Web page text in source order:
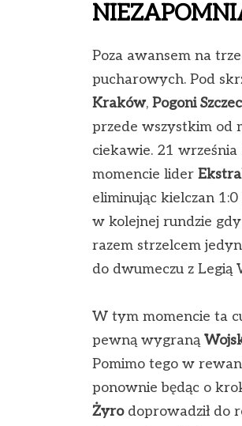
Poza awansem na
pucharowych. Pod
Kraków, Pogoni
przede wszystkim od
ciekawie. 21
momencie lider
eliminując kielczan
w kolejnej rundzie
razem strzelcem
do dwumeczu z Legią
W tym momencie ta
pewną wygraną
Pomimo tego w
ponownie będąc o
Żyro doprowadził do